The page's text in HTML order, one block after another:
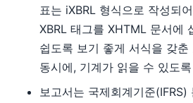
표는 iXBRL 형식으로 작성되
XBRL 태그를 XHTML 문서에
쉽도록 보기 좋게 서식을 갖
동시에, 기계가 읽을 수 있도
보고서는 국제회계기준